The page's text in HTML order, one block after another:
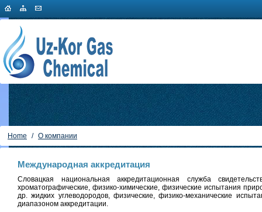
Home / О компании
Международная аккредитация
Словацкая национальная аккредитационная служба
хроматографические, физико-химические, физические испытания
др. жидких углеводородов, физические, физико-механические
диапазоном аккредитации.